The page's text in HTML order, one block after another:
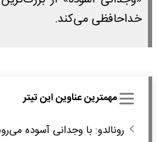
خداحافظی می‌کند.
مهمترین عناوین این تیتر
رونالدو: با وجدانی آسوده